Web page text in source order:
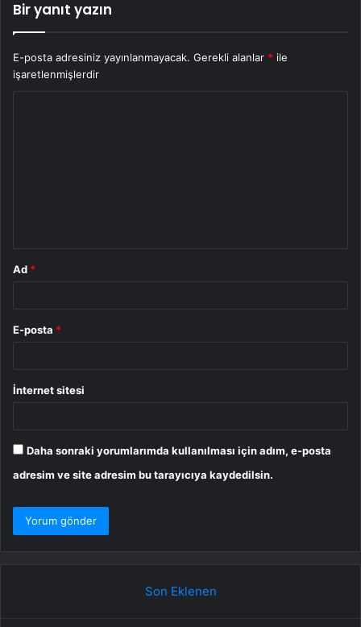
Bir yanıt yazın
E-posta adresiniz yayınlanmayacak. Gerekli alanlar * ile
işaretlenmişlerdir
Ad *
E-posta *
İnternet sitesi
Daha sonraki yorumlarımda kullanılması için adım, e-posta
adresim ve site adresim bu tarayıcıya kaydedilsin.
Son Eklenen